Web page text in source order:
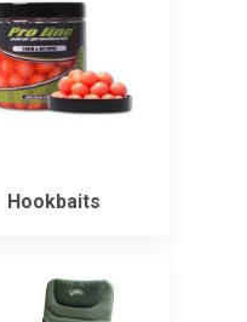
Hookbaits